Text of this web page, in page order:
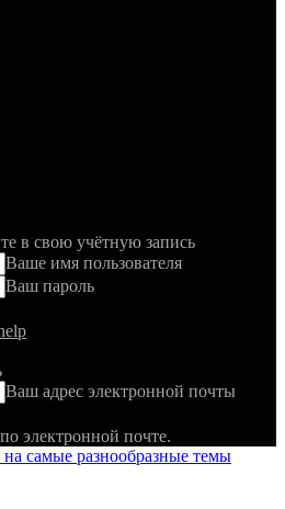
в свою учётную запись
Ваше имя пользователя
Ваш пароль
Ваш адрес электронной почты
электронной почте.
самые разнообразные темы